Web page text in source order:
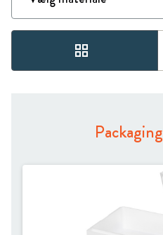
grid_view
Packaging